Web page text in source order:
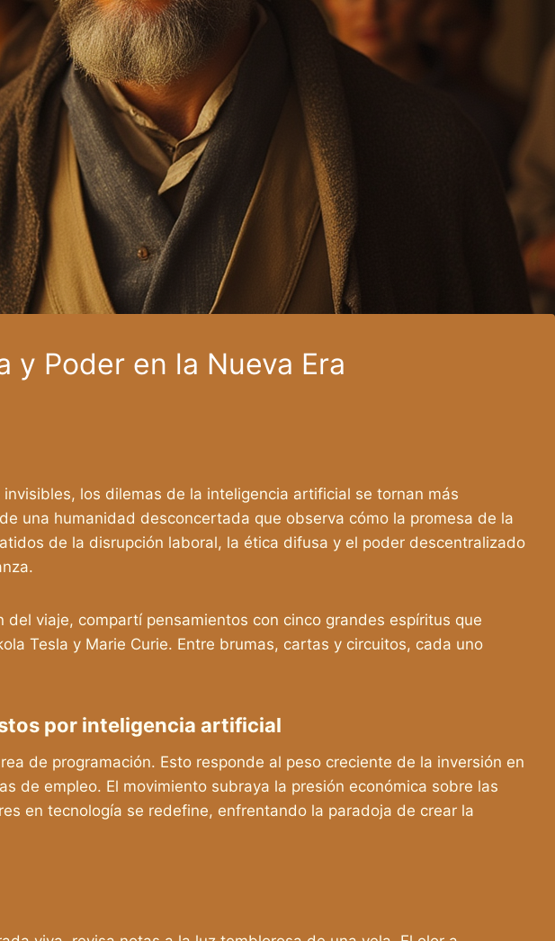
Poder en la Nueva Era
los dilemas de la inteligencia artificial se tornan más
una humanidad desconcertada que observa cómo la promesa de la
de la disrupción laboral, la ética difusa y el poder descentralizado
viaje, compartí pensamientos con cinco grandes espíritus que
Tesla y Marie Curie. Entre brumas, cartas y circuitos, cada uno
por inteligencia artificial
de programación. Esto responde al peso creciente de la inversión en
de empleo. El movimiento subraya la presión económica sobre las
en tecnología se redefine, enfrentando la paradoja de crear la